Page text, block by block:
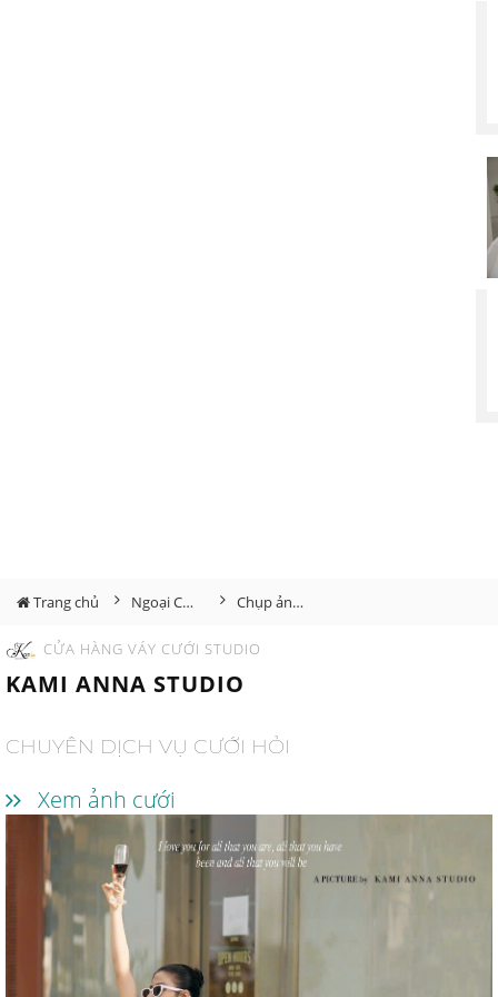
Trang chủ Ngoại Cảnh Sài Gòn Chụp ảnh ngoại cảnh Sài Gòn
CỬA HÀNG VÁY CƯỚI STUDIO
KAMI ANNA STUDIO
CHUYÊN DỊCH VỤ CƯỚI HỎI
Xem ảnh cưới